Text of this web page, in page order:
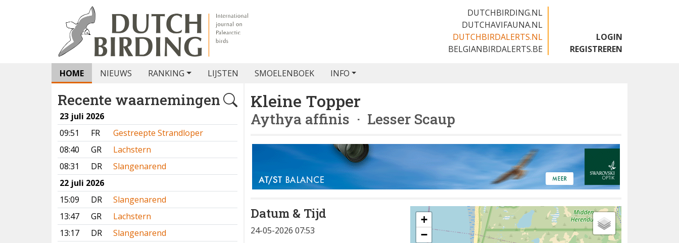
DUTCHBIRDING.NL
DUTCHAVIFAUNA.NL
DUTCHBIRDALERTS.NL
BELGIANBIRDALERTS.BE
LOGIN
REGISTREREN
HOME NIEUWS RANKING LIJSTEN SMOELENBOEK INFO
Recente waarnemingen
23 juli 2026
09:51
FR
Gestreepte Strandloper
08:40
GR
Lachstern
08:31
DR
Slangenarend
22 juli 2026
15:09
DR
Slangenarend
13:47
GR
Lachstern
13:17
DR
Slangenarend
Kleine Topper
Aythya affinis · Lesser Scaup
Datum & Tijd
24-05-2026 07:53
+
−